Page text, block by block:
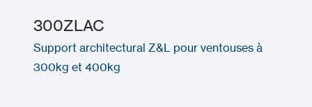
300ZLAC
Support architectural Z&L pour ventouses à
300kg et 400kg